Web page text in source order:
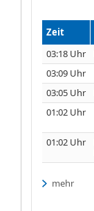
Zeit
03:18 Uhr
03:09 Uhr
03:05 Uhr
01:02 Uhr
01:02 Uhr
mehr